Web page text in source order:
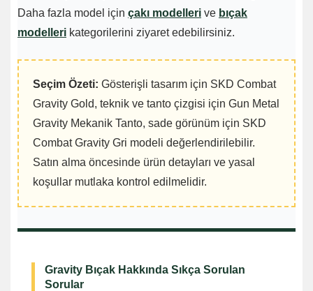
Daha fazla model için çakı modelleri ve bıçak
modelleri kategorilerini ziyaret edebilirsiniz.
Seçim Özeti: Gösterişli tasarım için SKD Combat
Gravity Gold, teknik ve tanto çizgisi için Gun Metal
Gravity Mekanik Tanto, sade görünüm için SKD
Combat Gravity Gri modeli değerlendirilebilir.
Satın alma öncesinde ürün detayları ve yasal
koşullar mutlaka kontrol edilmelidir.
Gravity Bıçak Hakkında Sıkça Sorulan
Sorular